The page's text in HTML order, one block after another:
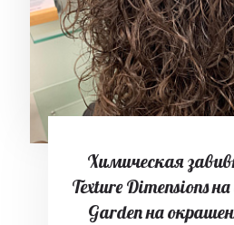
Химическая
Texture Dimensions
Garden на